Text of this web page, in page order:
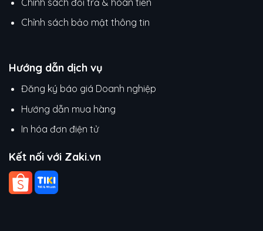
Chỉnh sách bảo mật thông tin
Hướng dẫn dịch vụ
Đăng ký báo giá Doanh nghiệp
Hướng dẫn mua hàng
In hóa đơn điện tử
Kết nối với Zaki.vn